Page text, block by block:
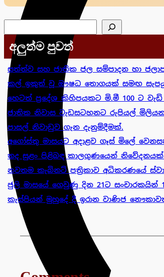
අලුත්ම පුවත්
සත්ත්ව සහ ජාතික ජල සම්පාදන හා
කල් ඉකුත් වූ ඖෂධ තොගයක් සමඟ
හෙටත් ප්‍රදේශ කිහිපයකට මි.මී 100 ට වැඩි
ජාතික නිවාස වැඩසටහනට රුපියල් මිලියන
පාසල් නිවාඩුව ගැන දැනුම්දීමක්.
අගෝස්තු මාසයට අදාළව ගෑස් මිලේ
තද සුළං පිළිබඳ කාලගුණයෙන්
නවතම කැබිනට් පත්‍රිකාව අධිකරණයේ
ජුලි මාසයේ ගෙවුණු දින 21ට සංචාරකයින්
කැස්පියන් මුහුදේ දී ඉරාන වාණිජ